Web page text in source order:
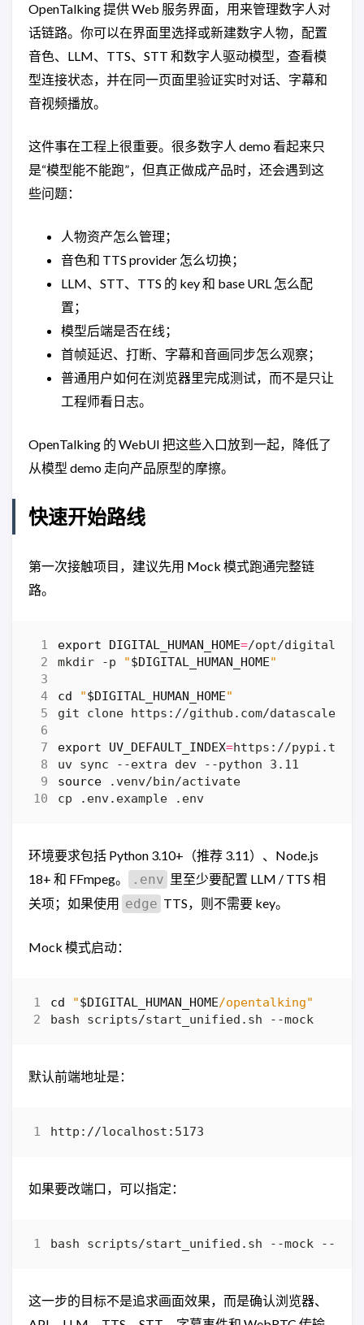
OpenTalking 提供 Web 服务界面，用来管理数字人对
话链路。你可以在界面里选择或新建数字人物，配置
音色、LLM、TTS、STT 和数字人驱动模型，查看模
型连接状态，并在同一页面里验证实时对话、字幕和
音视频播放。
这件事在工程上很重要。很多数字人 demo 看起来只
是“模型能不能跑”，但真正做成产品时，还会遇到这
些问题：
人物资产怎么管理；
音色和 TTS provider 怎么切换；
LLM、STT、TTS 的 key 和 base URL 怎么配
置；
模型后端是否在线；
首帧延迟、打断、字幕和音画同步怎么观察；
普通用户如何在浏览器里完成测试，而不是只让
工程师看日志。
OpenTalking 的 WebUI 把这些入口放到一起，降低了
从模型 demo 走向产品原型的摩擦。
快速开始路线
第一次接触项目，建议先用 Mock 模式跑通完整链
路。
export DIGITAL_HUMAN_HOME=
mkdir -p "$DIGITAL_HUMAN_HOME"
cd "$DIGITAL_HUMAN_HOME"
git clone https://github.com/datascale-
export UV_DEFAULT_INDEX=
source
环境要求包括 Python 3.10+（推荐 3.11）、Node.js
18+ 和 FFmpeg。
.env 里至少要配置 LLM / TTS 相
关项；如果使用 edge TTS，则不需要 key。
Mock 模式启动：
cd "$DIGITAL_HUMAN_HOME/opentalking"
默认前端地址是：
如果要改端口，可以指定：
bash scripts/start_unified.sh --mock --
这一步的目标不是追求画面效果，而是确认浏览器、